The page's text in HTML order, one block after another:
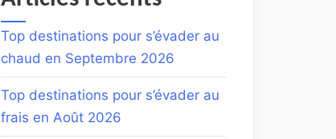
Top destinations pour s’évader au
chaud en Septembre 2026
Top destinations pour s’évader au
frais en Août 2026